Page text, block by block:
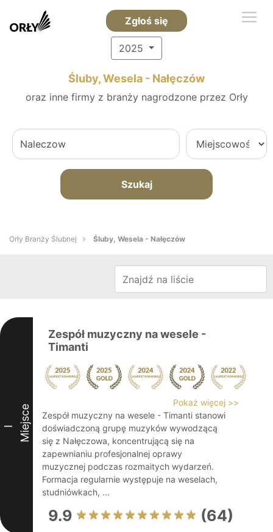
Zgłoś się
2025
Śluby, Wesela - Nałęczów
oraz inne firmy z branży nagrodzone przez Orły
Szukaj
Orły Branży Ślubnej Śluby, Wesela - Nałęczów
I Miejsce
Zespół muzyczny na wesele -
Timanti
Pokaż więcej >>
Zespół muzyczny na wesele - Timanti stanowi
doświadczoną grupę muzyków wywodzącą
się z Nałęczowa, koncentrującą się na
zapewnianiu profesjonalnej oprawy
muzycznej podczas rozmaitych wydarzeń.
Formacja regularnie występuje na weselach,
studniówkach, ...
9.9 (64)